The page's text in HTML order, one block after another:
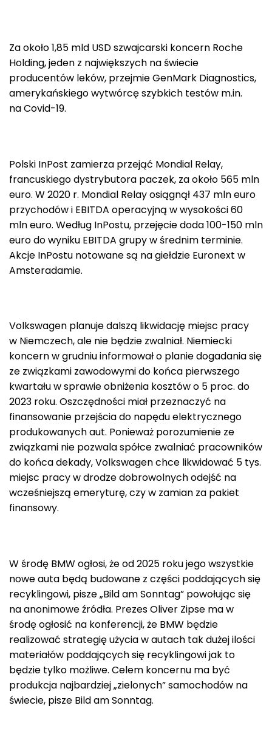
Za około 1,85 mld USD szwajcarski koncern Roche
Holding, jeden z największych na świecie
producentów leków, przejmie GenMark Diagnostics,
amerykańskiego wytwórcę szybkich testów m.in.
na Covid-19.
Polski InPost zamierza przejąć Mondial Relay,
francuskiego dystrybutora paczek, za około 565 mln
euro. W 2020 r. Mondial Relay osiągnął 437 mln euro
przychodów i EBITDA operacyjną w wysokości 60
mln euro. Według InPostu, przejęcie doda 100-150 mln
euro do wyniku EBITDA grupy w średnim terminie.
Akcje InPostu notowane są na giełdzie Euronext w
Amsteradamie.
Volkswagen planuje dalszą likwidację miejsc pracy
w Niemczech, ale nie będzie zwalniał. Niemiecki
koncern w grudniu informował o planie dogadania się
ze związkami zawodowymi do końca pierwszego
kwartału w sprawie obniżenia kosztów o 5 proc. do
2023 roku. Oszczędności miał przeznaczyć na
finansowanie przejścia do napędu elektrycznego
produkowanych aut. Ponieważ porozumienie ze
związkami nie pozwala spółce zwalniać pracowników
do końca dekady, Volkswagen chce likwidować 5 tys.
miejsc pracy w drodze dobrowolnych odejść na
wcześniejszą emeryturę, czy w zamian za pakiet
finansowy.
W środę BMW ogłosi, że od 2025 roku jego wszystkie
nowe auta będą budowane z części poddających się
recyklingowi, pisze „Bild am Sonntag” powołując się
na anonimowe źródła. Prezes Oliver Zipse ma w
środę ogłosić na konferencji, że BMW będzie
realizować strategię użycia w autach tak dużej ilości
materiałów poddających się recyklingowi jak to
będzie tylko możliwe. Celem koncernu ma być
produkcja najbardziej „zielonych” samochodów na
świecie, pisze Bild am Sonntag.